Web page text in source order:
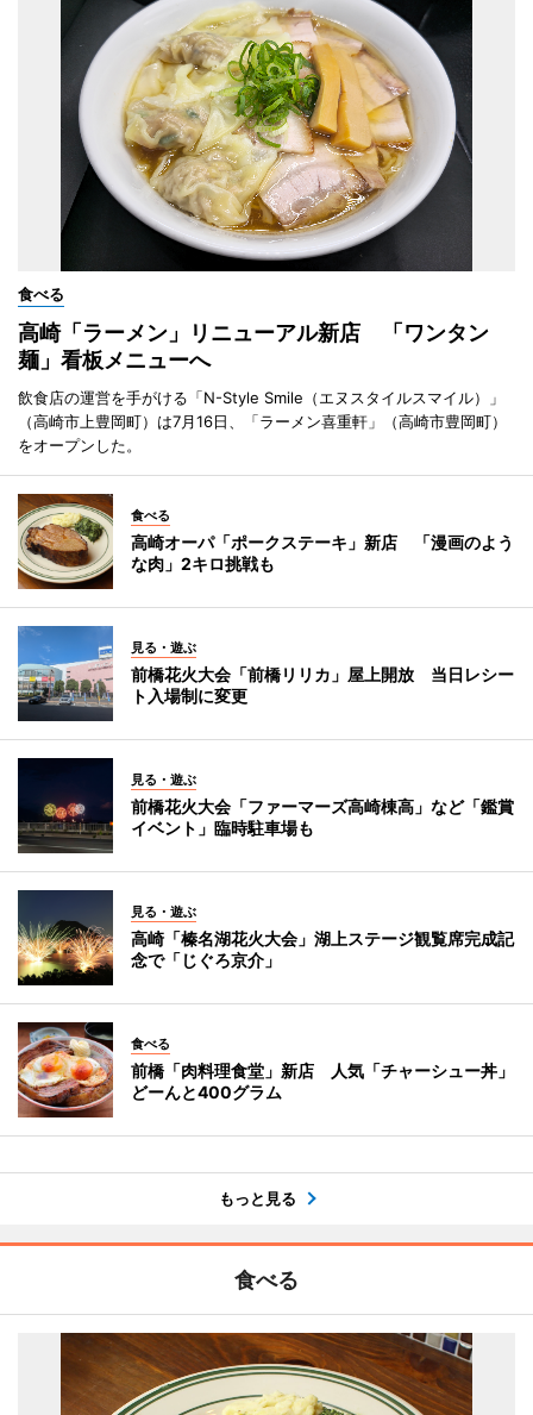
食べる
高崎「ラーメン」リニューアル新店 「ワンタン
麺」看板メニューへ
飲食店の運営を手がける「N-Style Smile（エヌスタイルスマイル）」
（高崎市上豊岡町）は7月16日、「ラーメン喜重軒」（高崎市豊岡町）
をオープンした。
食べる
高崎オーパ「ポークステーキ」新店 「漫画のよう
な肉」2キロ挑戦も
見る・遊ぶ
前橋花火大会「前橋リリカ」屋上開放 当日レシー
ト入場制に変更
見る・遊ぶ
前橋花火大会「ファーマーズ高崎棟高」など「鑑賞
イベント」臨時駐車場も
見る・遊ぶ
高崎「榛名湖花火大会」湖上ステージ観覧席完成記
念で「じぐろ京介」
食べる
前橋「肉料理食堂」新店 人気「チャーシュー丼」
どーんと400グラム
もっと見る
食べる